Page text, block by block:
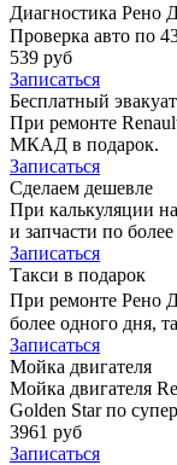
Диагностика Рено
Проверка авто по
539 руб
Записаться
Бесплатный
При ремонте
МКАД в подарок.
Записаться
Сделаем дешевле
При калькуляции
и запчасти по
Записаться
Такси в подарок
При ремонте Рено
более одного дня,
Записаться
Мойка двигателя
Мойка двигателя
Golden Star по
3961 руб
Записаться